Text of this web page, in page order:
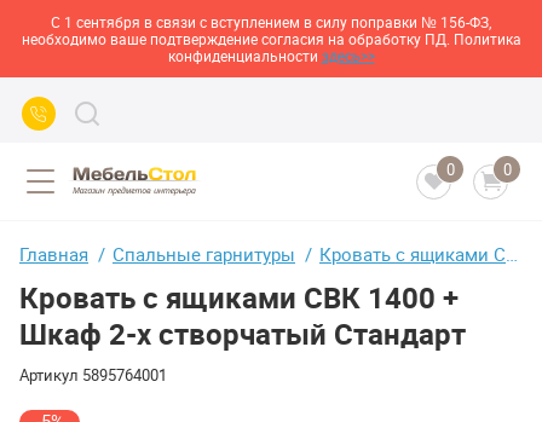
С 1 сентября в связи с вступлением в силу поправки № 156-ФЗ,
необходимо ваше подтверждение согласия на обработку ПД. Политика
конфиденциальности здесь>>
0 0
Главная Спальные гарнитуры Кровать с ящиками СВК 1400 + Шкаф 2-х створчатый Стандарт
Кровать с ящиками СВК 1400 +
Шкаф 2-х створчатый Стандарт
Артикул 5895764001